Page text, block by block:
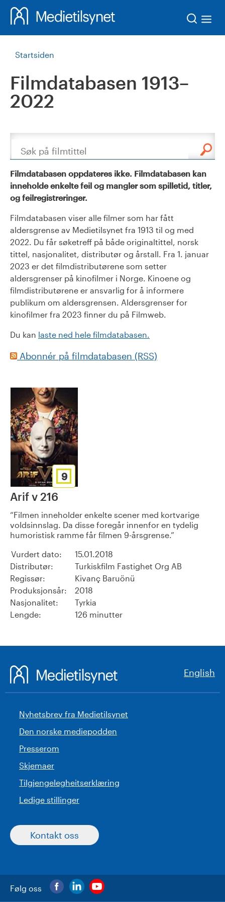
Startsiden
Filmdatabasen 1913–
2022
Søk
Filmdatabasen oppdateres ikke. Filmdatabasen kan
inneholde enkelte feil og mangler som spilletid, titler,
og feilregistreringer.
Filmdatabasen viser alle filmer som har fått
aldersgrense av Medietilsynet fra 1913 til og med
2022. Du får søketreff på både originaltittel, norsk
tittel, nasjonalitet, distributør og årstall. Fra 1. januar
2023 er det filmdistributørene som setter
aldersgrenser på kinofilmer i Norge. Kinoene og
filmdistributørene er ansvarlig for å informere
publikum om aldersgrensen. Aldersgrenser for
kinofilmer fra 2023 finner du på Filmweb.
Du kan laste ned hele filmdatabasen.
Abonnér på filmdatabasen (RSS)
9
Arif v 216
Filmen inneholder enkelte scener med kortvarige
voldsinnslag. Da disse foregår innenfor en tydelig
humoristisk ramme får filmen 9-årsgrense.
Vurdert dato:
15.01.2018
Distributør:
Turkiskfilm Fastighet Org AB
Regissør:
Kivanç Baruönü
Produksjonsår:
2018
Nasjonalitet:
Tyrkia
Lengde:
126 minutter
English
Nyhetsbrev fra Medietilsynet
Den norske mediepodden
Presserom
Skjemaer
Tilgjengelegheitserklæring
Ledige stillinger
Kontakt oss
Følg oss